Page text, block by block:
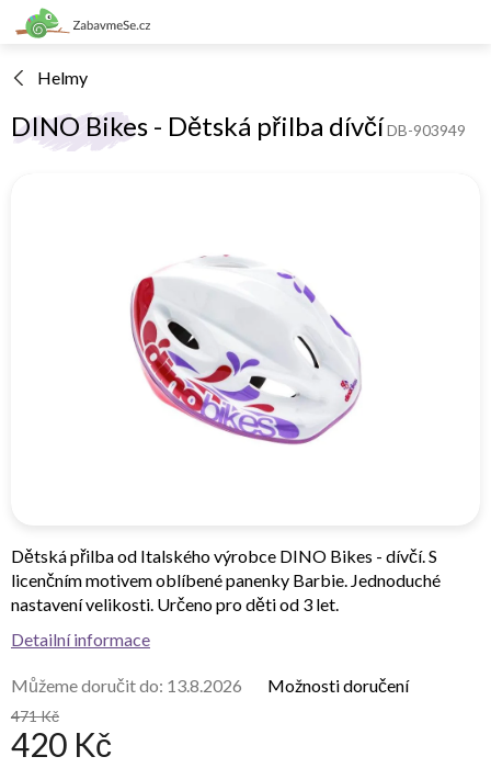
Přejít
na
Helmy
DINO Bikes - Dětská přilba dívčíDB-903949
471 Kč
420 Kč
Můžeme doručit do: 13.8.2026 Možnosti doručení
Dětská přilba od Italského výrobce DINO Bikes - dívčí. S
licenčním motivem oblíbené panenky Barbie. Jednoduché
nastavení velikosti. Určeno pro děti od 3 let.
Detailní informace